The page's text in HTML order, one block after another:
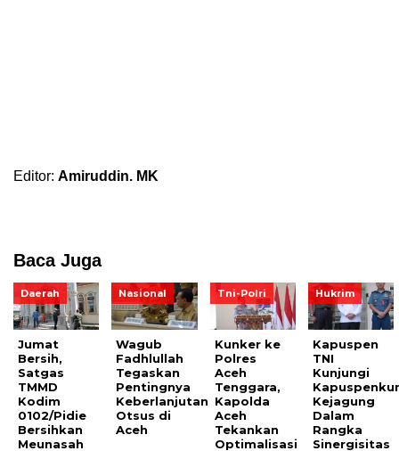
Editor: Amiruddin. MK
Baca Juga
Daerah
Jumat
Bersih,
Satgas
TMMD
Kodim
0102/Pidie
Bersihkan
Meunasah
Nasional
Wagub
Fadhlullah
Tegaskan
Pentingnya
Keberlanjutan
Otsus di
Aceh
Tni-Polri
Kunker ke
Polres
Aceh
Tenggara,
Kapolda
Aceh
Tekankan
Optimalisasi
Hukrim
Kapuspen
TNI
Kunjungi
Kejagung
Dalam
Rangka
Sinergisitas